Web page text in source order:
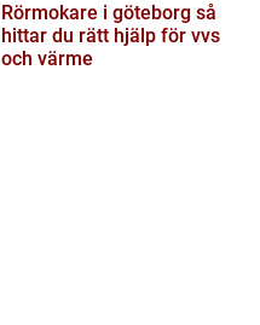
Rörmokare i göteborg så
hittar du rätt hjälp för vvs
och värme